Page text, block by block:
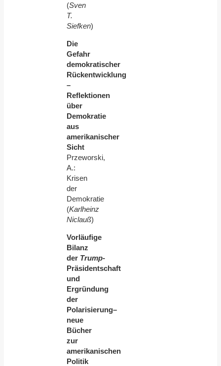
(Sven
T.
Siefken)
Die
Gefahr
demokratischer
Rückentwicklung
–
Reflektionen
über
Demokratie
aus
amerikanischer
Sicht
Przeworski,
A.:
Krisen
der
Demokratie
(Karlheinz
Niclauß)
Vorläufige
Bilanz
der Trump-
Präsidentschaft
und
Ergründung
der
Polarisierung–
neue
Bücher
zur
amerikanischen
Politik